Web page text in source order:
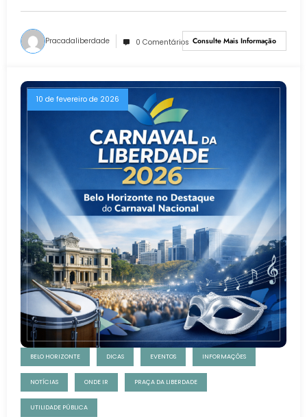
Pracadaliberdade 0 Comentários Consulte Mais Informação
10 de fevereiro de 2026
BELO HORIZONTE DICAS EVENTOS INFORMAÇÕES
NOTÍCIAS ONDE IR PRAÇA DA LIBERDADE
UTILIDADE PÚBLICA